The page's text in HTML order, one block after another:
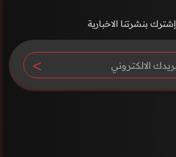
إشترك بنشرتنا الاخبارية